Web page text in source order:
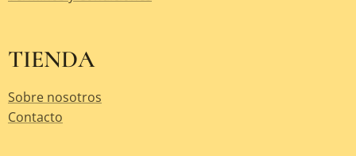
TIENDA
Sobre nosotros
Contacto